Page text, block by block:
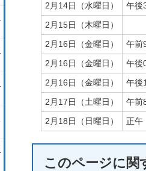
2月14日（水曜日）
午後
2月15日（木曜日）
2月16日（金曜日）
午前
2月16日（金曜日）
午後
2月16日（金曜日）
午後
2月17日（土曜日）
午前
2月18日（日曜日）
正午
このページに関